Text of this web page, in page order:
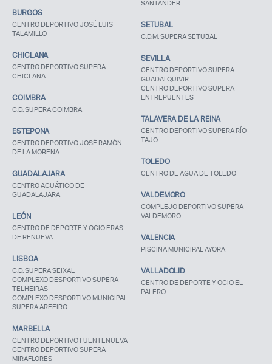
BURGOS
CENTRO DEPORTIVO JOSÉ LUIS
TALAMILLO
CHICLANA
CENTRO DEPORTIVO SUPERA
CHICLANA
COIMBRA
C.D. SUPERA COIMBRA
ESTEPONA
CENTRO DEPORTIVO JOSÉ RAMÓN
DE LA MORENA
GUADALAJARA
CENTRO ACUÁTICO DE
GUADALAJARA
LEÓN
CENTRO DE DEPORTE Y OCIO ERAS
DE RENUEVA
LISBOA
C.D. SUPERA SEIXAL
COMPLEXO DESPORTIVO SUPERA
TELHEIRAS
COMPLEXO DESPORTIVO MUNICIPAL
SUPERA AREEIRO
MARBELLA
CENTRO DEPORTIVO FUENTENUEVA
CENTRO DEPORTIVO SUPERA
MIRAFLORES
SANTANDER
SETUBAL
C.D.M. SUPERA SETUBAL
SEVILLA
CENTRO DEPORTIVO SUPERA
GUADALQUIVIR
CENTRO DEPORTIVO SUPERA
ENTREPUENTES
TALAVERA DE LA REINA
CENTRO DEPORTIVO SUPERA RÍO
TAJO
TOLEDO
CENTRO DE AGUA DE TOLEDO
VALDEMORO
COMPLEJO DEPORTIVO SUPERA
VALDEMORO
VALENCIA
PISCINA MUNICIPAL AYORA
VALLADOLID
CENTRO DE DEPORTE Y OCIO EL
PALERO